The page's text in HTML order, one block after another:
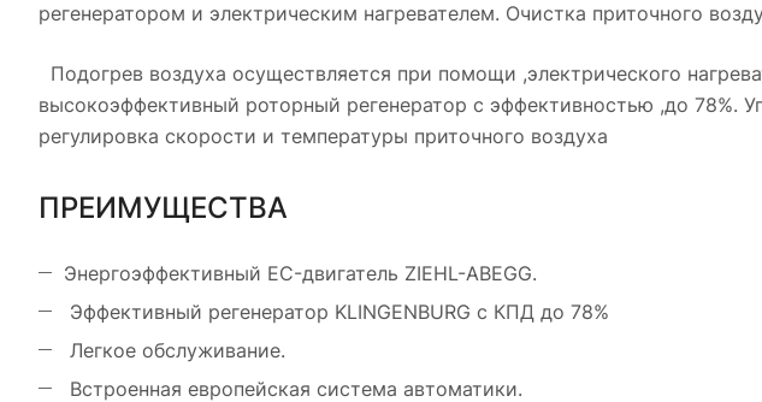
регенератором и электрическим нагревателем. Очистка приточного
Подогрев воздуха осуществляется при помощи ,электрического
высокоэффективный роторный регенератор с эффективностью ,до 78%.
регулировка скорости и температуры приточного воздуха
ПРЕИМУЩЕСТВА
Энергоэффективный EC-двигатель ZIEHL-ABEGG.
Эффективный регенератор KLINGENBURG с КПД до 78%
Легкое обслуживание.
Встроенная европейская система автоматики.